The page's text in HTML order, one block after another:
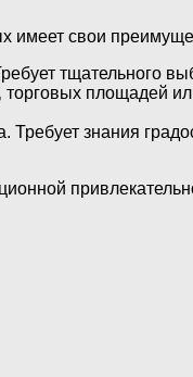
имеет свои
тщательного
площадей
знания